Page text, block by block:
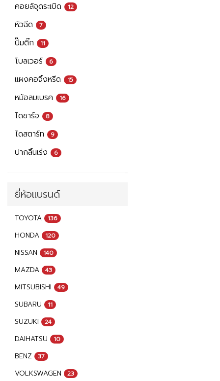
คอยล์จุดระเบิด
12
หัวฉีด 7
ปั๊มติ๊ก 11
โบลเวอร์ 6
แผงคอจิ้งหรีด 15
หม้อลมเบรค 16
ไดชาร์จ 8
ไดสตาร์ท 9
ปากลิ้นเร่ง 6
ยี่ห้อแบรนด์
TOYOTA 136
HONDA 120
NISSAN 140
MAZDA 43
MITSUBISHI 49
SUBARU 11
SUZUKI 24
DAIHATSU 10
BENZ 37
VOLKSWAGEN 23